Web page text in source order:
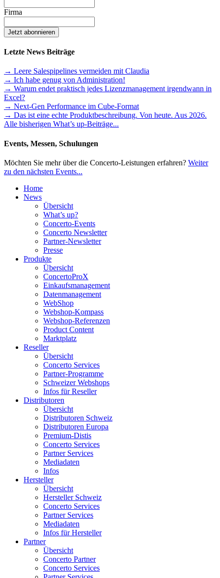
Firma
Letzte News Beiträge
→ Leere Salespipelines vermeiden mit Claudia
→ Ich habe genug von Administration!
→ Warum endet praktisch jedes Lizenzmanagement irgendwann in
Excel?
→ Next-Gen Performance im Cube-Format
→ Das ist eine echte Produktbeschreibung. Von heute. Aus 2026.
Alle bisherigen What’s up-Beiträge...
Events, Messen, Schulungen
Möchten Sie mehr über die Concerto-Leistungen erfahren? Weiter
zu den nächsten Events...
Home
News
Übersicht
What’s up?
Concerto-Events
Concerto Newsletter
Partner-Newsletter
Presse
Produkte
Übersicht
ConcertoProX
Einkaufsmanagement
Datenmanagement
WebShop
Webshop-Kompass
Webshop-Referenzen
Product Content
Marktplatz
Reseller
Übersicht
Concerto Services
Partner-Programme
Schweizer Webshops
Infos für Reseller
Distributoren
Übersicht
Distributoren Schweiz
Distributoren Europa
Premium-Distis
Concerto Services
Partner Services
Mediadaten
Infos
Hersteller
Übersicht
Hersteller Schweiz
Concerto Services
Partner Services
Mediadaten
Infos für Hersteller
Partner
Übersicht
Concerto Partner
Concerto Services